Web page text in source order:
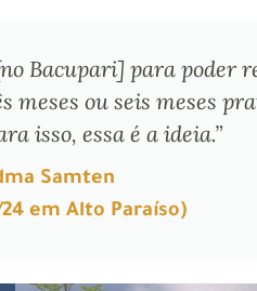
Bacupari] para poder
ou seis meses
isso, essa é a ideia.”
Samten
em Alto Paraíso)